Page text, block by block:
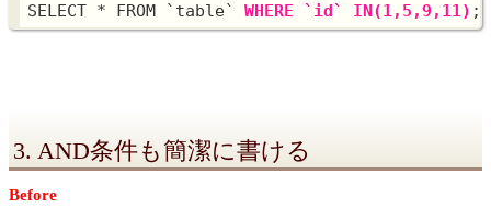
SELECT * FROM `table` WHERE `id` IN(1,5,9,11)
3. AND条件も簡潔に書ける
Before